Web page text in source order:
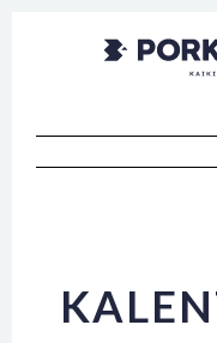
Kaikille sopiva, sinulle